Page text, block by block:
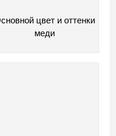
цвет и оттенки
меди